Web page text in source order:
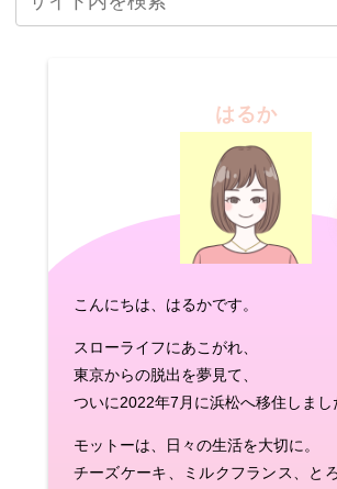
はるか
こんにちは、はるかです。
スローライフにあこがれ、
東京からの脱出を夢見て、
ついに2022年7月に浜松へ移住しまし
モットーは、日々の生活を大切に。
チーズケーキ、ミルクフランス、と